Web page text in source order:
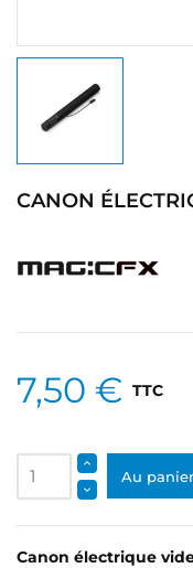
CANON
7,50 € TTC
Au panier
Canon électrique